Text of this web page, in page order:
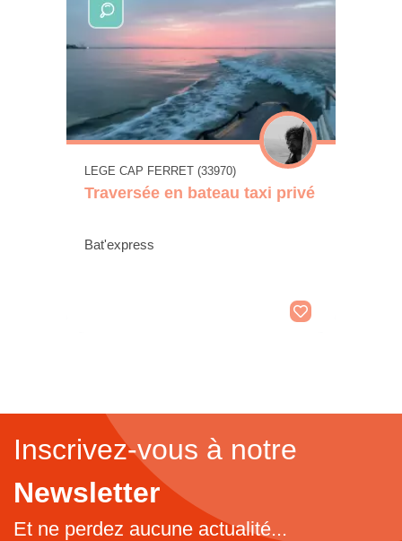
LEGE CAP FERRET (33970)
Traversée en bateau taxi privé
Bat'express
Inscrivez-vous à notre
Newsletter
Et ne perdez aucune actualité...